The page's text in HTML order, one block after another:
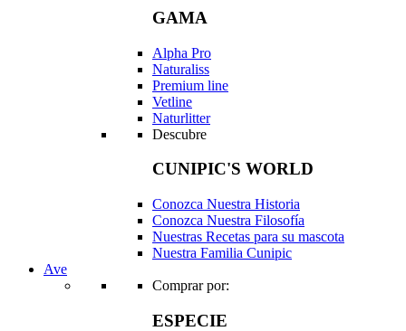
GAMA
Alpha Pro
Naturaliss
Premium line
Vetline
Naturlitter
Descubre
CUNIPIC'S WORLD
Conozca Nuestra Historia
Conozca Nuestra Filosofía
Nuestras Recetas para su mascota
Nuestra Familia Cunipic
Ave
Comprar por:
ESPECIE